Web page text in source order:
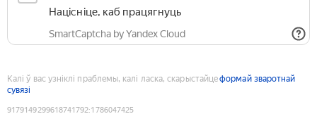
Націсніце, каб працягнуць
SmartCaptcha by Yandex Cloud
Калі ў вас узніклі праблемы, калі ласка, скарыстайцеформай зваротнай
сувязі
9179149299618741792:1786047425